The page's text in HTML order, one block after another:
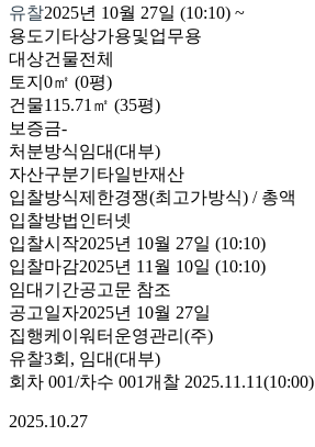
유찰2025년 10월 27일 (10:10) ~
용도기타상가용및업무용
대상건물전체
토지 0㎡ (0평)
건물115.71㎡ (35평)
보증금-
처분방식임대(대부)
자산구분기타일반재산
입찰방식제한경쟁(최고가방식) / 총액
입찰방법인터넷
입찰시작2025년 10월 27일 (10:10)
입찰마감2025년 11월 10일 (10:10)
임대기간공고문 참조
공고일자2025년 10월 27일
집행케이워터운영관리(주)
유찰3회 , 임대(대부)
회차 001/차수 001개찰 2025.11.11(10:00)
2025.10.27